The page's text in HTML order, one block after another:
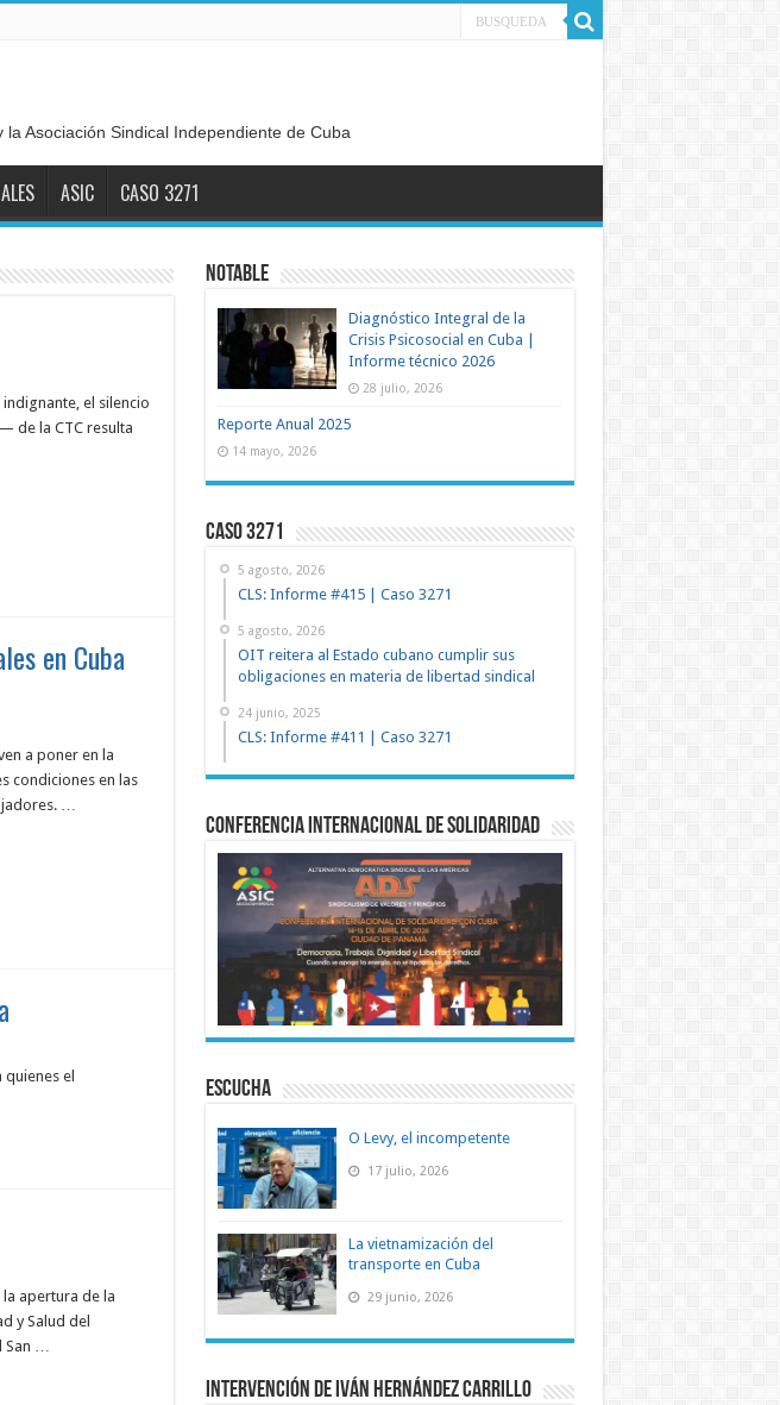
Asociación Sindical Independiente de Cuba
ASIC CASO 3271
el silencio
de la CTC resulta
en Cuba
a poner en la
condiciones en las
…
el
apertura de la
y Salud del
San …
NOTABLE
Diagnóstico Integral de la
Crisis Psicosocial en Cuba |
Informe técnico 2026
28 julio, 2026
Reporte Anual 2025
14 mayo, 2026
Caso 3271
5 agosto, 2026
CLS: Informe #415 | Caso 3271
5 agosto, 2026
OIT reitera al Estado cubano cumplir sus
obligaciones en materia de libertad sindical
24 junio, 2025
CLS: Informe #411 | Caso 3271
Conferencia Internacional de Solidaridad
ESCUCHA
O Levy, el incompetente
17 julio, 2026
La vietnamización del
transporte en Cuba
29 junio, 2026
Intervención de Iván Hernández Carrillo